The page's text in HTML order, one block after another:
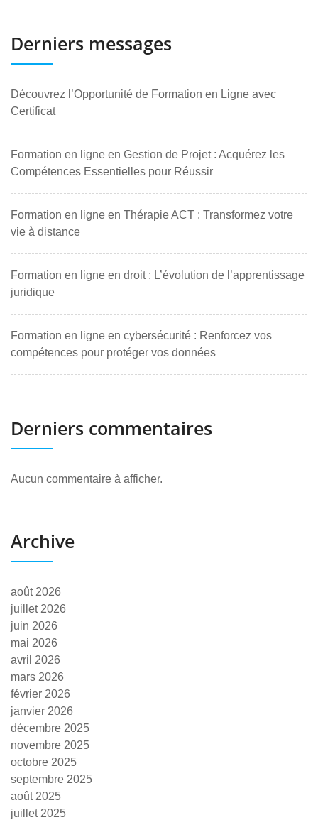
Derniers messages
Découvrez l’Opportunité de Formation en Ligne avec
Certificat
Formation en ligne en Gestion de Projet : Acquérez les
Compétences Essentielles pour Réussir
Formation en ligne en Thérapie ACT : Transformez votre
vie à distance
Formation en ligne en droit : L’évolution de l’apprentissage
juridique
Formation en ligne en cybersécurité : Renforcez vos
compétences pour protéger vos données
Derniers commentaires
Aucun commentaire à afficher.
Archive
août 2026
juillet 2026
juin 2026
mai 2026
avril 2026
mars 2026
février 2026
janvier 2026
décembre 2025
novembre 2025
octobre 2025
septembre 2025
août 2025
juillet 2025